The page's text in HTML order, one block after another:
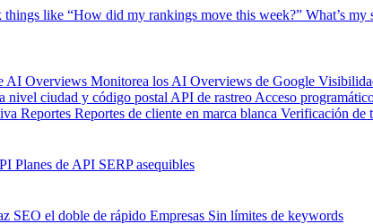
things like “How did my rankings move this week?” What’s my
AI Overviews Monitorea los AI Overviews de Google
nivel ciudad y código postal API de rastreo Acceso
Reportes Reportes de cliente en marca blanca Verificación de
Planes de API SERP asequibles
SEO el doble de rápido Empresas Sin límites de keywords